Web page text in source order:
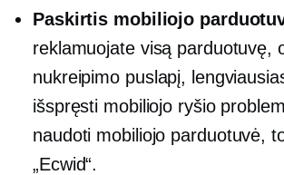
Paskirtis mobiliojo
reklamuojate visą parduotuvę,
nukreipimo puslapį,
išspręsti mobiliojo ryšio
naudoti mobiliojo parduotuvė,
„Ecwid“.